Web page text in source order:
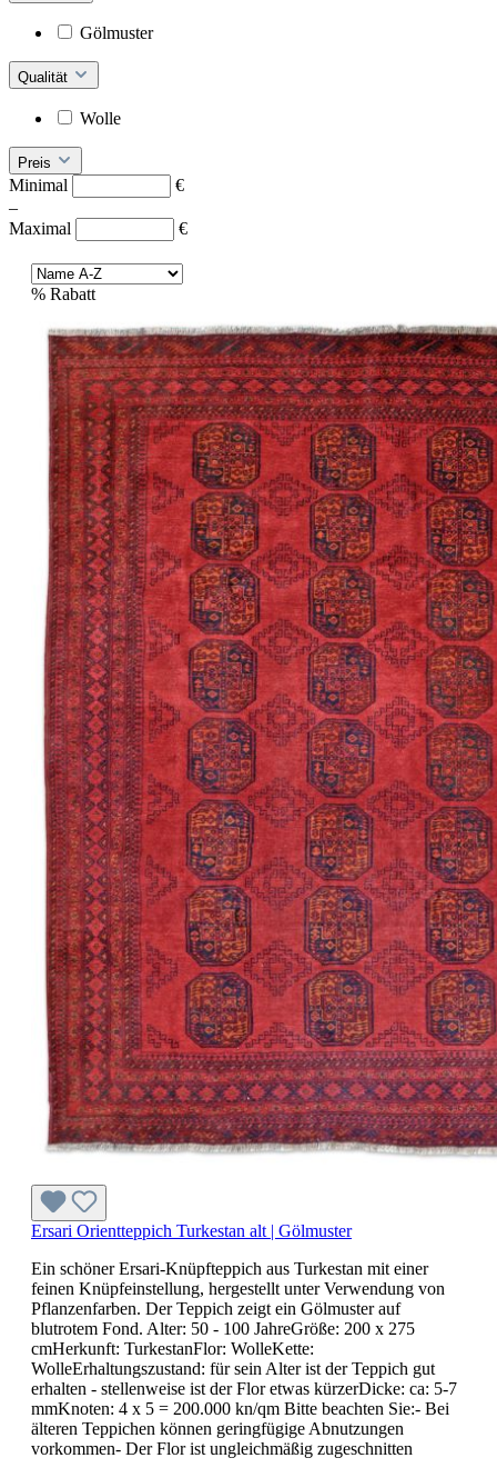
Gölmuster
Qualität
Wolle
Preis
Minimal
€
–
Maximal
€
% Rabatt
Ersari Orientteppich Turkestan alt | Gölmuster
Ein schöner Ersari-Knüpfteppich aus Turkestan mit einer
feinen Knüpfeinstellung, hergestellt unter Verwendung von
Pflanzenfarben. Der Teppich zeigt ein Gölmuster auf
blutrotem Fond. Alter: 50 - 100 JahreGröße: 200 x 275
cmHerkunft: TurkestanFlor: WolleKette:
WolleErhaltungszustand: für sein Alter ist der Teppich gut
erhalten - stellenweise ist der Flor etwas kürzerDicke: ca: 5-7
mmKnoten: 4 x 5 = 200.000 kn/qm Bitte beachten Sie:- Bei
älteren Teppichen können geringfügige Abnutzungen
vorkommen- Der Flor ist ungleichmäßig zugeschnitten